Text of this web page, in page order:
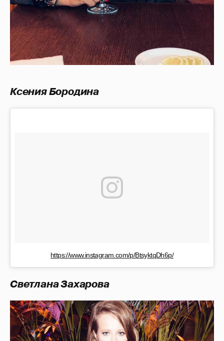
Ксения Бородина
https://www.instagram.com/p/BtsyktqDh6p/
Светлана Захарова